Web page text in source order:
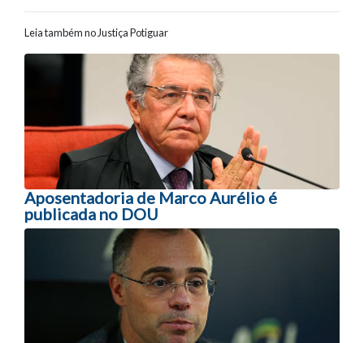
Leia também no Justiça Potiguar
Navegação entre posts
Aposentadoria de Marco Aurélio é
publicada no DOU